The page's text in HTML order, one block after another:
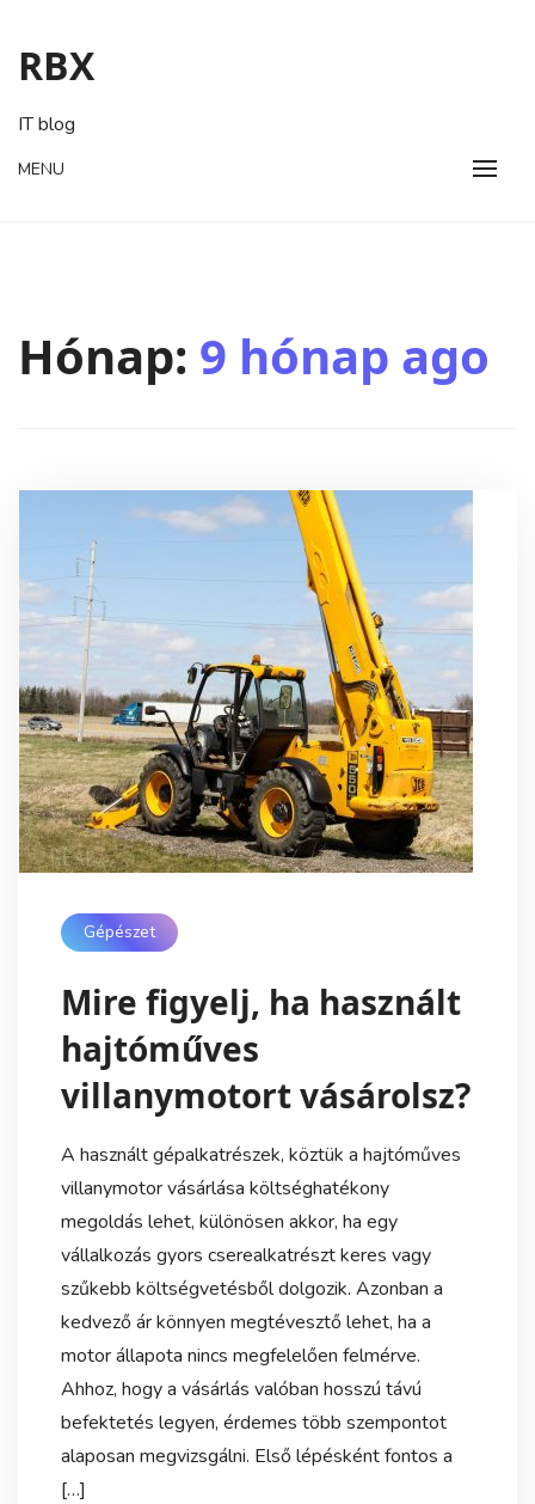
content
RBX
IT blog
MENU
Hónap: 9 hónap ago
Gépészet
Mire figyelj, ha használt
hajtóműves
villanymotort vásárolsz?
A használt gépalkatrészek, köztük a hajtóműves
villanymotor vásárlása költséghatékony
megoldás lehet, különösen akkor, ha egy
vállalkozás gyors cserealkatrészt keres vagy
szűkebb költségvetésből dolgozik. Azonban a
kedvező ár könnyen megtévesztő lehet, ha a
motor állapota nincs megfelelően felmérve.
Ahhoz, hogy a vásárlás valóban hosszú távú
befektetés legyen, érdemes több szempontot
alaposan megvizsgálni. Első lépésként fontos a
[…]